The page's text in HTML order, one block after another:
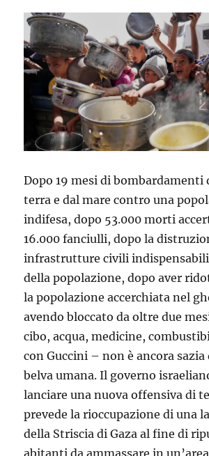
Dopo 19 mesi di bombardamenti
terra e dal mare contro una
indifesa, dopo 53.000 morti
16.000 fanciulli, dopo la
infrastrutture civili
della popolazione, dopo aver
la popolazione accerchiata nel
avendo bloccato da oltre due
cibo, acqua, medicine,
con Guccini – non è ancora sazia
belva umana. Il governo
lanciare una nuova offensiva di
prevede la rioccupazione di una
della Striscia di Gaza al fine di
abitanti da ammassare in